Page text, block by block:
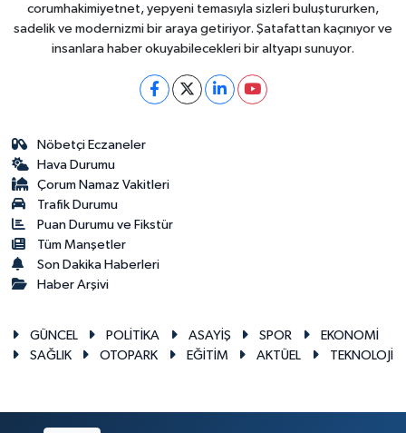
corumhakimiyetnet, yepyeni temasıyla sizleri buluştururken,
sadelik ve modernizmi bir araya getiriyor. Şatafattan kaçınıyor ve
insanlara haber okuyabilecekleri bir altyapı sunuyor.
Nöbetçi Eczaneler
Hava Durumu
Çorum Namaz Vakitleri
Trafik Durumu
Puan Durumu ve Fikstür
Tüm Manşetler
Son Dakika Haberleri
Haber Arşivi
GÜNCEL POLİTİKA ASAYİŞ SPOR
EKONOMİ
SAĞLIK
OTOPARK EĞİTİM AKTÜEL TEKNOLOJİ